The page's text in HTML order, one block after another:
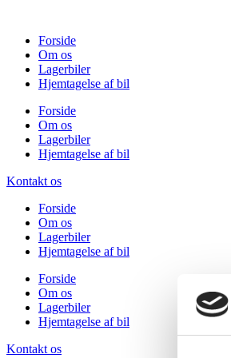
indholdForside
Om os
Lagerbiler
Hjemtagelse af bil
Forside
Om os
Lagerbiler
Hjemtagelse af bil
Kontakt os
Forside
Om os
Lagerbiler
Hjemtagelse af bil
Forside
Om os
Lagerbiler
Hjemtagelse af bil
Kontakt os